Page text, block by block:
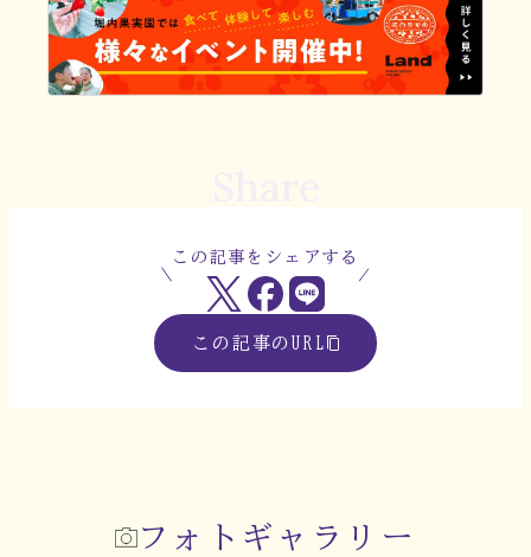
この記事をシェアする
この記事のURL
フォトギャラリー